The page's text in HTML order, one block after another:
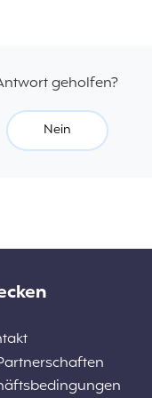
geholfen?
Nein